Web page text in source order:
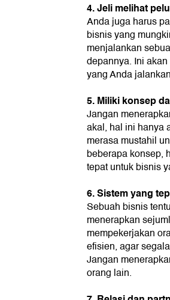
4. Jeli melihat
Anda juga harus
bisnis yang
menjalankan
depannya. Ini
yang Anda
5. Miliki konsep
Jangan
akal, hal ini hanya
merasa mustahil
beberapa konsep,
tepat untuk bisnis
6. Sistem yang
Sebuah bisnis
menerapkan
mempekerjakan
efisien, agar
Jangan
orang lain.